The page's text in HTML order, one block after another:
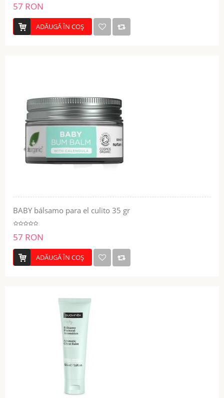
57 RON
ADĂUGĂ ÎN COŞ
BABY bálsamo para el culito 35 gr
57 RON
ADĂUGĂ ÎN COŞ